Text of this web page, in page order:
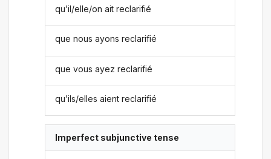
qu’il/elle/on ait reclarifié
que nous ayons reclarifié
que vous ayez reclarifié
qu’ils/elles aient reclarifié
Imperfect subjunctive tense